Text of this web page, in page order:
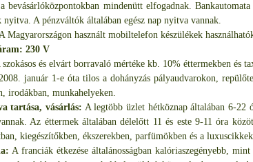
a bevásárlóközpontokban mindenütt elfogadnak.
nyitva. A pénzváltók általában egész nap nyitva vannak.
Magyarországon használt mobiltelefon készülékek
230 V
szokásos és elvárt borravaló mértéke kb. 10% éttermekben és
január 1-e óta tilos a dohányzás pályaudvarokon,
irodákban, munkahelyeken.
tartása, vásárlás: A legtöbb üzlet hétköznap általában 6-22
Az éttermek általában délelőtt 11 és este 9-11 óra
kiegészítőkben, ékszerekben, parfümökben és a
A franciák étkezése általánosságban kalóriaszegényebb,